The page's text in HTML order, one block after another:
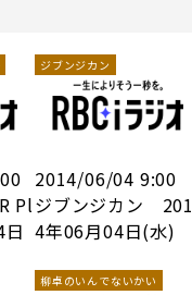
Pl
ジブンジカン
2014/06/04 9:00
ジブンジカン 201
4年06月04日(水)
柳卓のいんでないかい